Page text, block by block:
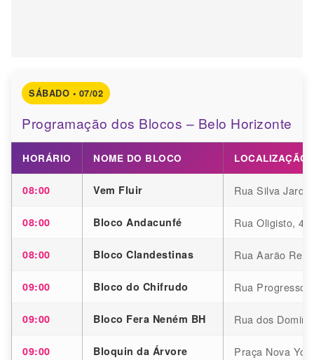
SÁBADO • 07/02
Programação dos Blocos – Belo Horizonte
HORÁRIO NOME DO BLOCO LOCALIZAÇÃO
08:00 Vem Fluir Rua Silva
08:00 Bloco Andacunfé Rua Oligisto,
08:00 Bloco Clandestinas Rua Aarão
09:00 Bloco do Chifrudo Rua Progresso,
09:00 Bloco Fera Neném BH Rua dos
09:00 Bloquin da Árvore Praça Nova